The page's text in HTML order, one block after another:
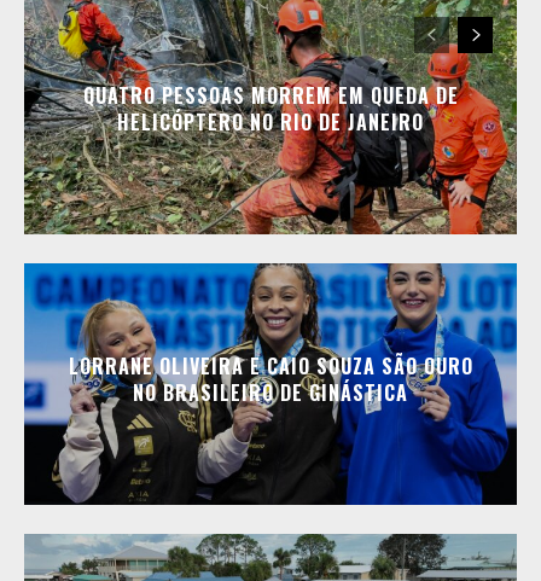
QUATRO PESSOAS MORREM EM QUEDA DE
HELICÓPTERO NO RIO DE JANEIRO
LORRANE OLIVEIRA E CAIO SOUZA SÃO OURO
NO BRASILEIRO DE GINÁSTICA